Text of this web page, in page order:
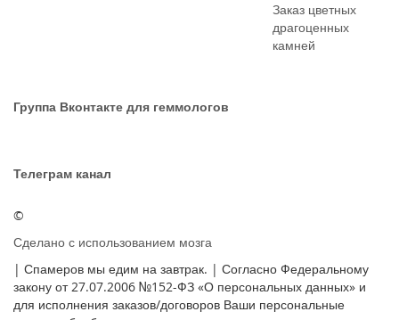
Заказ цветных
драгоценных
камней
Группа Вконтакте для геммологов
Телеграм канал
©
Сделано с использованием мозга
| Спамеров мы едим на завтрак. | Согласно Федеральному
закону от 27.07.2006 №152-ФЗ «О персональных данных» и
для исполнения заказов/договоров Ваши персональные